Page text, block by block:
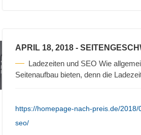
APRIL 18, 2018 -
Ladezeiten und SEO Wie
Seitenaufbau bieten, denn die
https://homepage-nach-preis.de/
seo/